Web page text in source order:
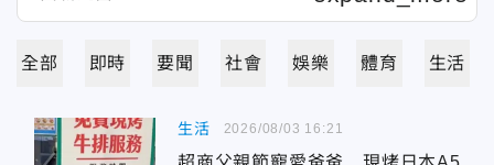
全部 即時 要聞 社會 娛樂 體育 生活
生活 2026/08/03 16:21